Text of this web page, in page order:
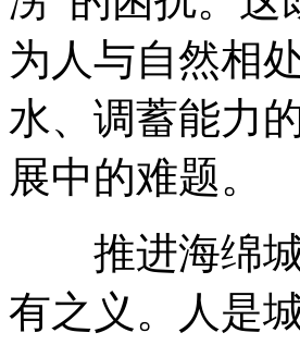
为人与自然相
水、调蓄能力
展中的难题。
推进海绵城
有之义。人是